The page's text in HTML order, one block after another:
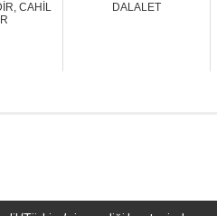
CAHİL
DALALET